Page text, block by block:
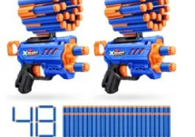
Toevoegen
aan
verlanglijst